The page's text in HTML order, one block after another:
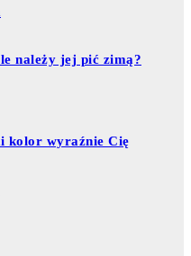
należy jej pić zimą?
kolor wyraźnie Cię